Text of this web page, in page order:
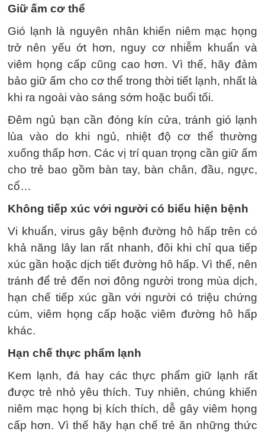
Giữ ấm cơ thể
Gió lạnh là nguyên nhân khiến niêm mạc họng
trở nên yếu ớt hơn, nguy cơ nhiễm khuẩn và
viêm họng cấp cũng cao hơn. Vì thế, hãy đảm
bảo giữ ấm cho cơ thể trong thời tiết lạnh, nhất là
khi ra ngoài vào sáng sớm hoặc buổi tối.
Đêm ngủ bạn cần đóng kín cửa, tránh gió lạnh
lùa vào do khi ngủ, nhiệt độ cơ thể thường
xuống thấp hơn. Các vị trí quan trọng cần giữ ấm
cho trẻ bao gồm bàn tay, bàn chân, đầu, ngực,
cổ…
Không tiếp xúc với người có biểu hiện bệnh
Vi khuẩn, virus gây bệnh đường hô hấp trên có
khả năng lây lan rất nhanh, đôi khi chỉ qua tiếp
xúc gần hoặc dịch tiết đường hô hấp. Vì thế, nên
tránh để trẻ đến nơi đông người trong mùa dịch,
hạn chế tiếp xúc gần với người có triệu chứng
cúm, viêm họng cấp hoặc viêm đường hô hấp
khác.
Hạn chế thực phẩm lạnh
Kem lạnh, đá hay các thực phẩm giữ lạnh rất
được trẻ nhỏ yêu thích. Tuy nhiên, chúng khiến
niêm mạc họng bị kích thích, dễ gây viêm họng
cấp hơn. Vì thế hãy hạn chế trẻ ăn những thức